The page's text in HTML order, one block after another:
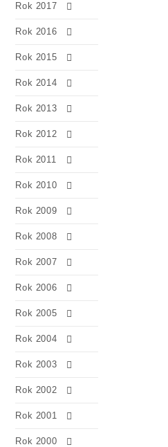
Rok 2017
Rok 2016
Rok 2015
Rok 2014
Rok 2013
Rok 2012
Rok 2011
Rok 2010
Rok 2009
Rok 2008
Rok 2007
Rok 2006
Rok 2005
Rok 2004
Rok 2003
Rok 2002
Rok 2001
Rok 2000